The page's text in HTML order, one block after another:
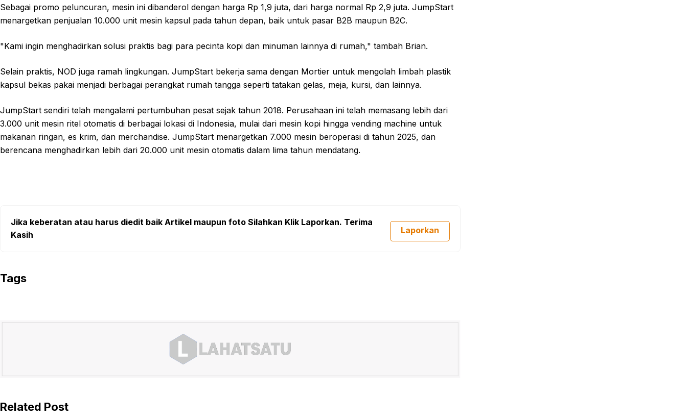
Sebagai promo peluncuran, mesin ini dibanderol dengan harga Rp 1,9 juta, dari harga normal Rp 2,9 juta. JumpStart
menargetkan penjualan 10.000 unit mesin kapsul pada tahun depan, baik untuk pasar B2B maupun B2C.
"Kami ingin menghadirkan solusi praktis bagi para pecinta kopi dan minuman lainnya di rumah," tambah Brian.
Selain praktis, NOD juga ramah lingkungan. JumpStart bekerja sama dengan Mortier untuk mengolah limbah plastik
kapsul bekas pakai menjadi berbagai perangkat rumah tangga seperti tatakan gelas, meja, kursi, dan lainnya.
JumpStart sendiri telah mengalami pertumbuhan pesat sejak tahun 2018. Perusahaan ini telah memasang lebih dari
3.000 unit mesin ritel otomatis di berbagai lokasi di Indonesia, mulai dari mesin kopi hingga vending machine untuk
makanan ringan, es krim, dan merchandise. JumpStart menargetkan 7.000 mesin beroperasi di tahun 2025, dan
berencana menghadirkan lebih dari 20.000 unit mesin otomatis dalam lima tahun mendatang.
Jika keberatan atau harus diedit baik Artikel maupun foto Silahkan Klik Laporkan. Terima
Kasih
Laporkan
Tags
Related Post